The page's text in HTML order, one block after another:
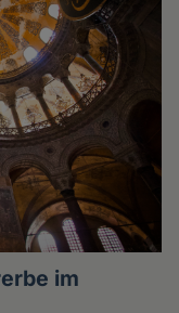
im